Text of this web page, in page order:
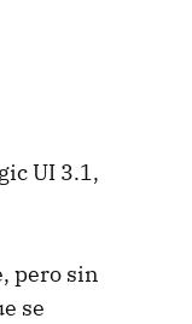
UI 3.1,
pero sin
se